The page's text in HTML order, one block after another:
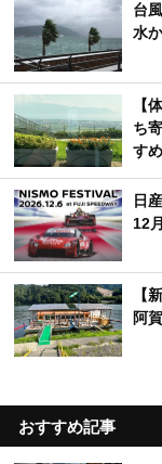
台
水
【
ち
す
日
12
【
阿
おすすめ記事